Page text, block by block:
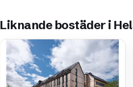
Liknande bostäder i